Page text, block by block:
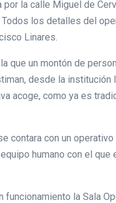
la calle Miguel de
los detalles del
Linares.
que un montón de
desde la institución
acoge, como ya es
contara con un
humano con el
funcionamiento la Sala